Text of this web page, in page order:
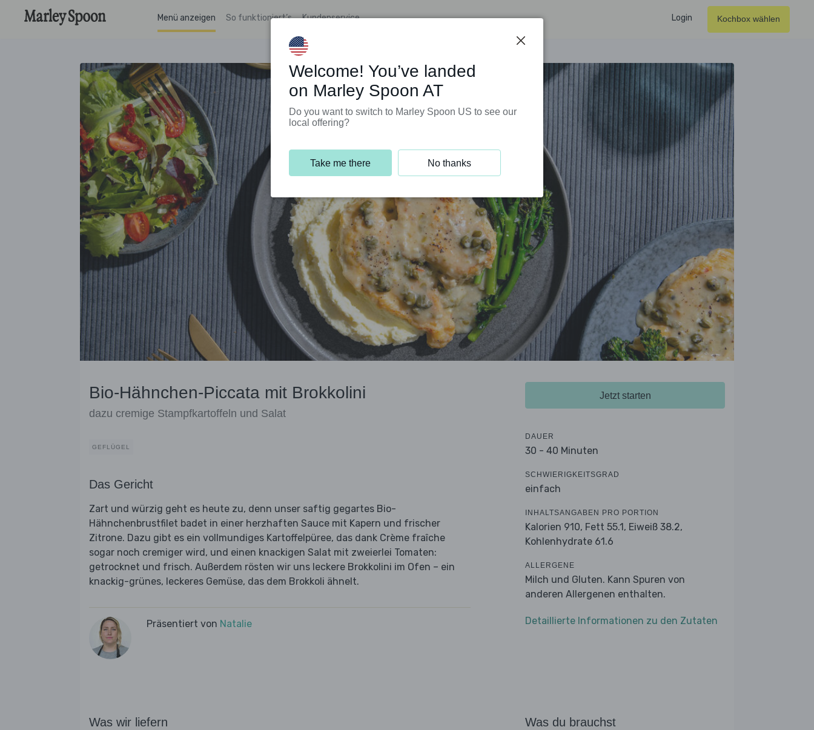
Menü anzeigen So funktioniert’s Kundenservice Login Kochbox wählen
Bio-Hähnchen-Piccata mit Brokkolini
dazu cremige Stampfkartoffeln und Salat
GEFLÜGEL
Das Gericht
Zart und würzig geht es heute zu, denn unser saftig gegartes Bio-
Hähnchenbrustfilet badet in einer herzhaften Sauce mit Kapern und frischer
Zitrone. Dazu gibt es ein vollmundiges Kartoffelpüree, das dank Crème fraîche
sogar noch cremiger wird, und einen knackigen Salat mit zweierlei Tomaten:
getrocknet und frisch. Außerdem rösten wir uns leckere Brokkolini im Ofen – ein
knackig-grünes, leckeres Gemüse, das dem Brokkoli ähnelt.
Präsentiert von Natalie
Jetzt starten
DAUER
30 - 40 Minuten
SCHWIERIGKEITSGRAD
einfach
INHALTSANGABEN PRO PORTION
Kalorien 910, Fett 55.1, Eiweiß 38.2,
Kohlenhydrate 61.6
ALLERGENE
Milch und Gluten. Kann Spuren von
anderen Allergenen enthalten.
Detaillierte Informationen zu den Zutaten
Was wir liefern Was du brauchst
Welcome! You’ve landed
on Marley Spoon AT
Do you want to switch to Marley Spoon US to see our
local offering?
Take me there No thanks